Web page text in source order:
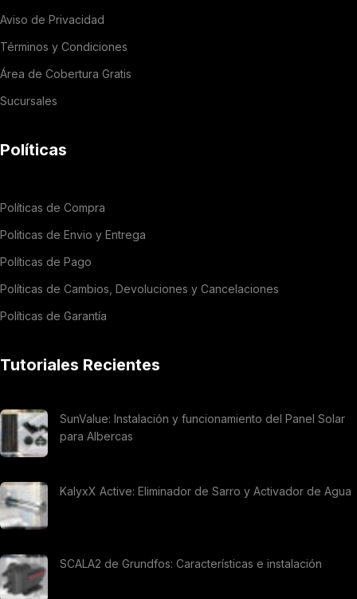
Aviso de Privacidad
Términos y Condiciones
Área de Cobertura Gratis
Sucursales
Políticas
Políticas de Compra
Politicas de Envio y Entrega
Políticas de Pago
Políticas de Cambios, Devoluciones y Cancelaciones
Políticas de Garantía
Tutoriales Recientes
SunValue: Instalación y funcionamiento del Panel Solar
para Albercas
KalyxX Active: Eliminador de Sarro y Activador de Agua
SCALA2 de Grundfos: Características e instalación